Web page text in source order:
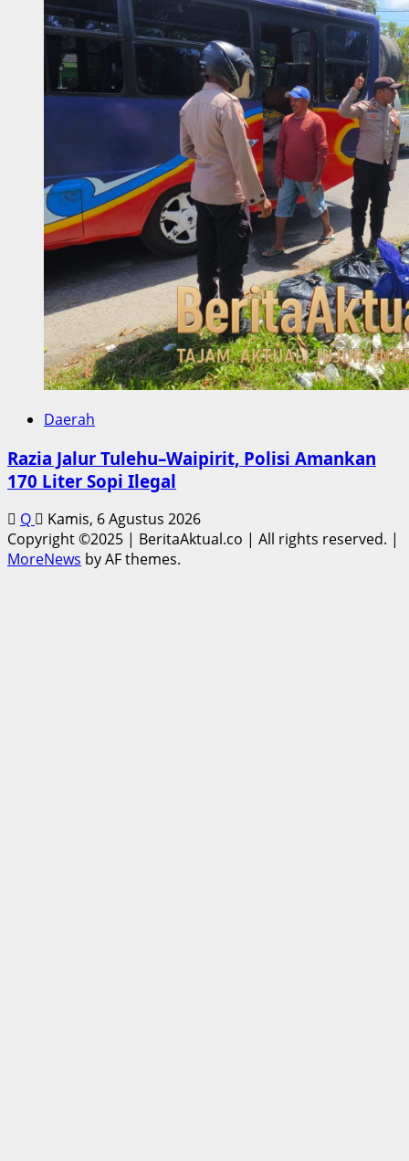
Daerah
Razia Jalur Tulehu–Waipirit, Polisi Amankan
170 Liter Sopi Ilegal
Q
Kamis, 6 Agustus 2026
Copyright ©2025 | BeritaAktual.co | All rights reserved. |
MoreNews by AF themes.